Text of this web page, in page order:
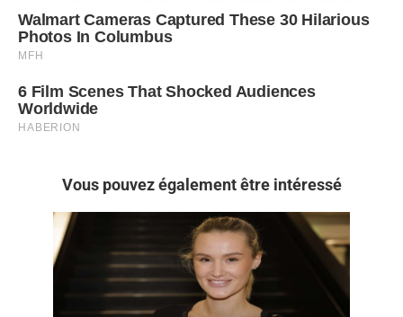
Vous pouvez également être intéressé